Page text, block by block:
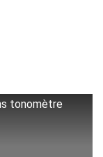
tonomètre